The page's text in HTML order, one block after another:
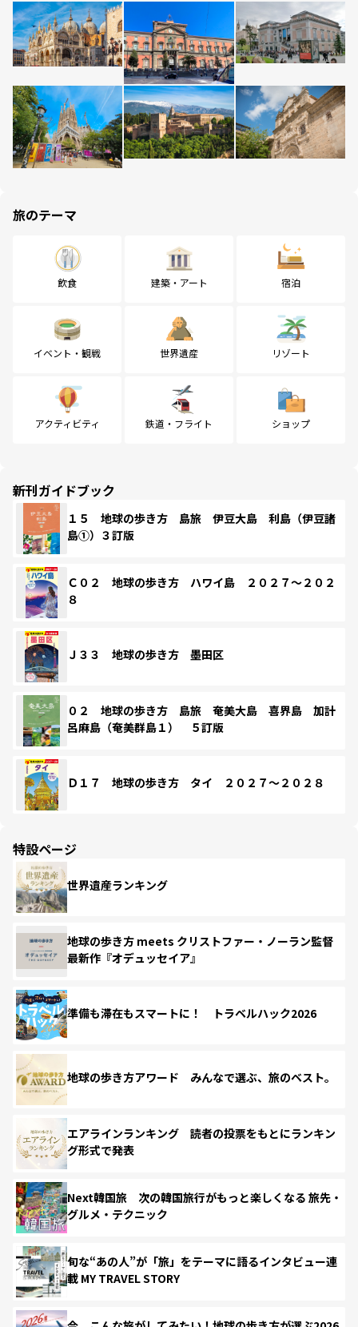
旅のテーマ
飲食 建築・アート 宿泊
イベント・観戦 世界遺産 リゾート
アクティビティ 鉄道・フライト ショップ
新刊ガイドブック
１５ 地球の歩き方 島旅 伊豆大島 利島（伊豆諸
島①）３訂版
Ｃ０２ 地球の歩き方 ハワイ島 ２０２７～２０２
８
Ｊ３３ 地球の歩き方 墨田区
０２ 地球の歩き方 島旅 奄美大島 喜界島 加計
呂麻島（奄美群島１） ５訂版
Ｄ１７ 地球の歩き方 タイ ２０２７～２０２８
特設ページ
世界遺産ランキング
地球の歩き方 meets クリストファー・ノーラン監督
最新作『オデュッセイア』
準備も滞在もスマートに！ トラベルハック2026
地球の歩き方アワード みんなで選ぶ、旅のベスト。
エアラインランキング 読者の投票をもとにランキン
グ形式で発表
Next韓国旅 次の韓国旅行がもっと楽しくなる 旅先・
グルメ・テクニック
旬な“あの人”が「旅」をテーマに語るインタビュー連
載 MY TRAVEL STORY